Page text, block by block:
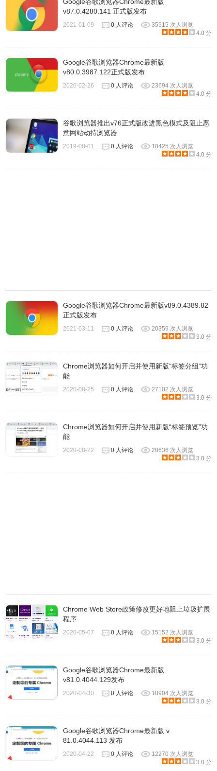
v87.0.4280.141 正式版发布
2021-01-09 0 人评论
35915 次人浏览
4.0 分
Google谷歌浏览器Chrome最新版
v80.0.3987.122正式版发布
2020-02-26 0 人评论
23694 次人浏览
4.0 分
谷歌浏览器推出v76正式版改进黑色模式及阻止恶
意网站劫持浏览器
2019-08-01 0 人评论
10425 次人浏览
4.0 分
Google谷歌浏览器Chrome最新版v89.0.4389.82
正式版发布
2021-03-11 0 人评论
20359 次人浏览
3.0 分
Chrome浏览器如何开启并使用新版“标签分组”功
能
2020-08-25 0 人评论
27102 次人浏览
3.0 分
Chrome浏览器如何开启并使用新版“标签预览”功
能
2020-08-22 0 人评论
20636 次人浏览
3.0 分
Chrome Web Store政策修改更好地阻止垃圾扩展
程序
2020-05-07 0 人评论
15152 次人浏览
3.0 分
Google谷歌浏览器Chrome最新版
v81.0.4044.129发布
2020-04-30 0 人评论
10904 次人浏览
3.0 分
Google谷歌浏览器Chrome最新版 v
81.0.4044.113 发布
2020-04-22 0 人评论
12270 次人浏览
3.0 分